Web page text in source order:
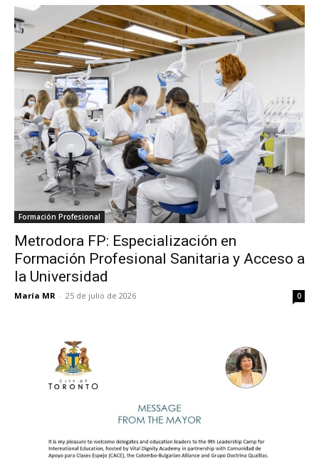
Formación Profesional
Metrodora FP: Especialización en
Formación Profesional Sanitaria y Acceso a
la Universidad
María MR - 25 de julio de 2026 0